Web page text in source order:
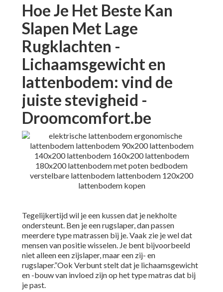
Hoe Je Het Beste Kan
Slapen Met Lage
Rugklachten -
Lichaamsgewicht en
lattenbodem: vind de
juiste stevigheid -
Droomcomfort.be
Tegelijkertijd wil je een kussen dat je nekholte
ondersteunt. Ben je een rugslaper, dan passen
meerdere type matrassen bij je. Vaak zie je wel dat
mensen van positie wisselen. Je bent bijvoorbeeld
niet alleen een zijslaper, maar een zij- en
rugslaper.”Ook Verbunt stelt dat je lichaamsgewicht
en -bouw van invloed zijn op het type matras dat bij
je past.